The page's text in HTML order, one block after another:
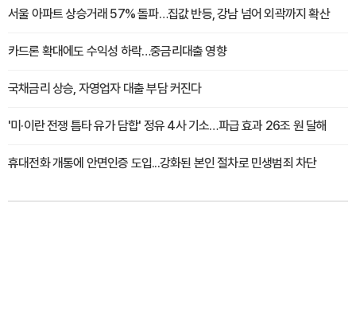
서울 아파트 상승거래 57% 돌파…집값 반등, 강남 넘어 외곽까지 확산
카드론 확대에도 수익성 하락…중금리대출 영향
국채금리 상승, 자영업자 대출 부담 커진다
'미·이란 전쟁 틈타 유가 담합' 정유 4사 기소…파급 효과 26조 원 달해
휴대전화 개통에 안면인증 도입...강화된 본인 절차로 민생범죄 차단